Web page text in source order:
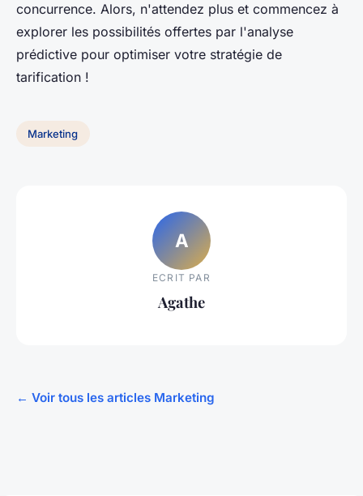
concurrence. Alors, n'attendez plus et commencez à
explorer les possibilités offertes par l'analyse
prédictive pour optimiser votre stratégie de
tarification !
Marketing
A
ECRIT PAR
Agathe
← Voir tous les articles Marketing